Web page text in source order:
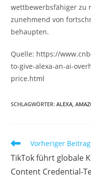
wettbewerbsfähiger zu
zunehmend von
behaupten.
Quelle: https://
to-give-alexa-an-ai-
price.html
SCHLAGWÖRTER:ALEXA,
Vorheriger Beitrag
TikTok führt globale
Content Credential-